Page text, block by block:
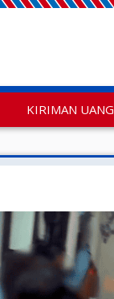
KIRIMAN UANG